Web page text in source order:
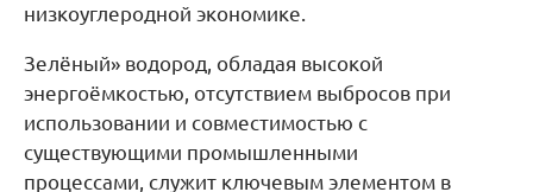
низкоуглеродной экономике.
Зелёный» водород, обладая высокой
энергоёмкостью, отсутствием выбросов при
использовании и совместимостью с
существующими промышленными
процессами, служит ключевым элементом в